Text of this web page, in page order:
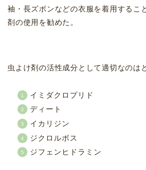
袖・長ズボンなどの衣服を着用するこ
剤の使用を勧めた。
虫よけ剤の活性成分として適切なのは
イミダクロプリド
ディート
イカリジン
ジクロルボス
ジフェンヒドラミン